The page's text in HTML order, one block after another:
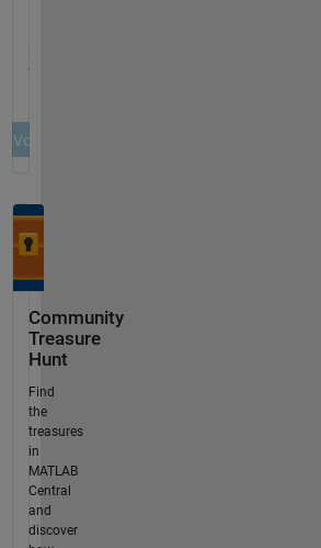
Community
Treasure
Hunt
Find
the
treasures
in
MATLAB
Central
and
discover